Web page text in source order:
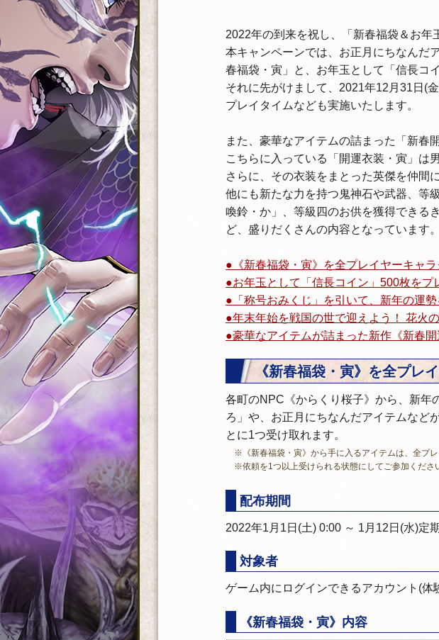
2022年の到来を祝し、「新春福袋＆お年
本キャンペーンでは、お正月にちなんだ
春福袋・寅」と、お年玉として「信長コ
それに先がけまして、2021年12月31日(
プレイタイムなども実施いたします。
また、豪華なアイテムの詰まった「新春
こちらに入っている「開運衣装・寅」は
さらに、その衣装をまとった英傑を仲間
他にも新たな力を持つ鬼神石や武器、等
喚鈴・か」、等級四のお供を獲得できる
ど、盛りだくさんの内容となっています。
●《新春福袋・寅》を全プレイヤーキャラ
●お年玉として「信長コイン」500枚をプ
●「称号おみくじ」を引いて、新年の運勢
●年末年始を戦国の世で迎えよう！ 花火
●豪華なアイテムが詰まった新作《新春
《新春福袋・寅》を全プレ
各町のNPC《からくり桜子》から、新年
ろ」や、お正月にちなんだアイテムなど
とに1つ受け取れます。
※《新春福袋・寅》から手に入るアイテムは、全プ
※依頼を1つ以上受けられる状態にしてご参加くださ
配布期間
2022年1月1日(土) 0:00 ～ 1月12日(水)定
対象者
ゲーム内にログインできるアカウント(
《新春福袋・寅》内容